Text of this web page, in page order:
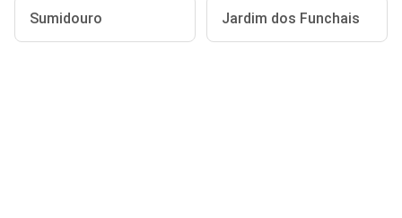
Sumidouro Jardim dos Funchais